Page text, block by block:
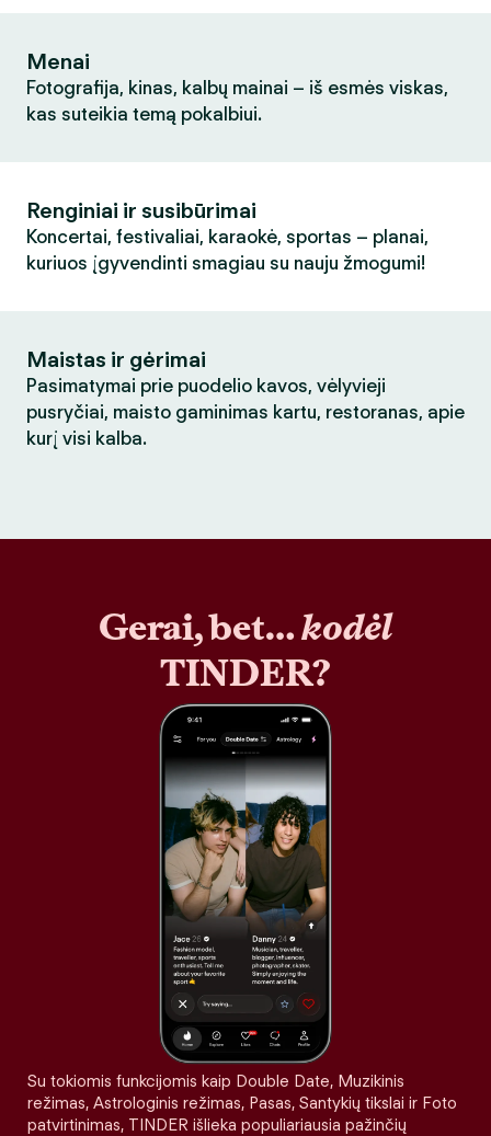
Menai
Fotografija, kinas, kalbų mainai – iš esmės viskas,
kas suteikia temą pokalbiui.
Renginiai ir susibūrimai
Koncertai, festivaliai, karaokė, sportas – planai,
kuriuos įgyvendinti smagiau su nauju žmogumi!
Maistas ir gėrimai
Pasimatymai prie puodelio kavos, vėlyvieji
pusryčiai, maisto gaminimas kartu, restoranas, apie
kurį visi kalba.
Gerai, bet…kodėl
TINDER?
Su tokiomis funkcijomis kaip Double Date, Muzikinis
režimas, Astrologinis režimas, Pasas, Santykių tikslai ir Foto
patvirtinimas, TINDER išlieka populiariausia pažinčių